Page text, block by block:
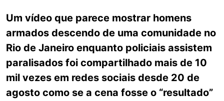
Um vídeo que parece mostrar homens
armados descendo de uma comunidade no
Rio de Janeiro enquanto policiais assistem
paralisados foi compartilhado mais de 10
mil vezes em redes sociais desde 20 de
agosto como se a cena fosse o “resultado”